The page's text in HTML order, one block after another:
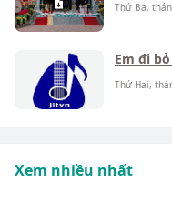
Thứ Ba,
Em đi
Thứ Hai,
Xem nhiều nhất